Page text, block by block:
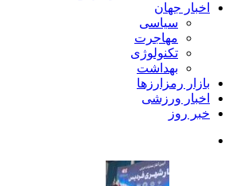
اخبار جهان
سیاسی
مهاجرت
تکنولوژی
بهداشت
بازار رمزارزها
اخبار ورزشی
خبر روز